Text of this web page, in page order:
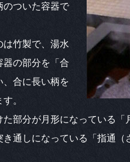
のついた容器で
は竹製で、湯水
器の部分を「合
、合に長い柄を
。
た部分が月形になっている「
き通しになっている「指通（